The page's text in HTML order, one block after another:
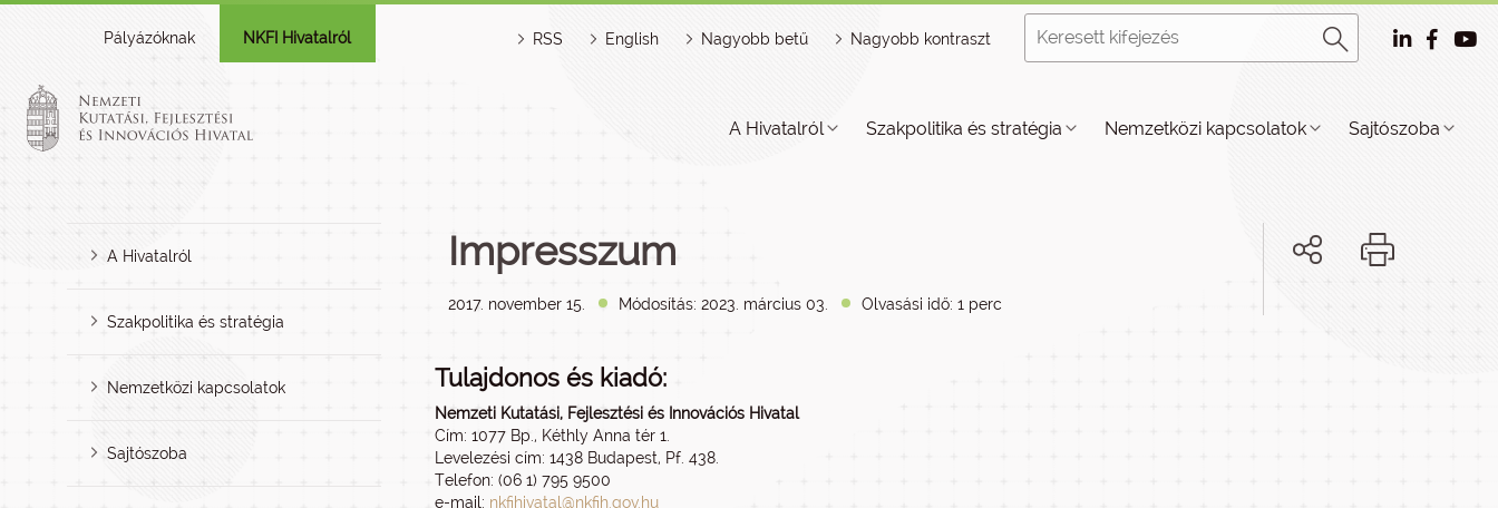
Pályázóknak NKFI Hivatalról RSS English Nagyobb betű Nagyobb kontraszt
A Hivatalról Szakpolitika és stratégia Nemzetközi kapcsolatok Sajtószoba
A Hivatalról
Szakpolitika és stratégia
Nemzetközi kapcsolatok
Sajtószoba
Impresszum
2017. november 15. Módosítás: 2023. március 03. Olvasási idő: 1 perc
Tulajdonos és kiadó:
Nemzeti Kutatási, Fejlesztési és Innovációs Hivatal
Cím: 1077 Bp., Kéthly Anna tér 1.
Levelezési cím: 1438 Budapest, Pf. 438.
Telefon: (06 1) 795 9500
e-mail: nkfihivatal@nkfih.gov.hu